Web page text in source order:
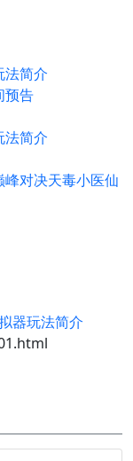
法简介
预告
法简介
对决天毒小医仙
器玩法简介